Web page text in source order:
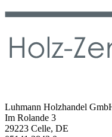
Luhmann Holzhandel
Im Rolande 3
29223 Celle, DE